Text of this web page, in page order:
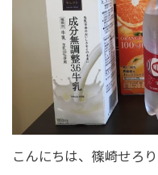
こんにちは、篠崎せろ